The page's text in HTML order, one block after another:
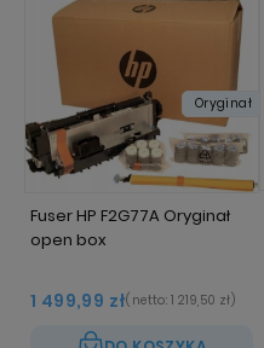
Fuser HP F2G77A Oryginał
open box
1 499,99 zł(netto: 1 219,50 zł)
Oryginał